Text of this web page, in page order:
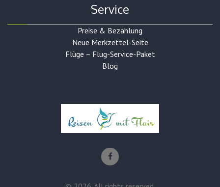
Service
Preise & Bezahlung
Neue Merkzettel-Seite
Flüge – Flug-Service-Paket
Blog